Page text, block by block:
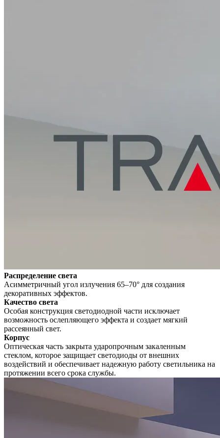
Распределение света
Асимметричный угол излучения 65–70° для создания
декоративных эффектов.
Качество света
Особая конструкция светодиодной части исключает
возможность ослепляющего эффекта и создает мягкий
рассеянный свет.
Корпус
Оптическая часть закрыта ударопрочным закаленным
стеклом, которое защищает светодиоды от внешних
воздействий и обеспечивает надежную работу светильника на
протяжении всего срока службы.